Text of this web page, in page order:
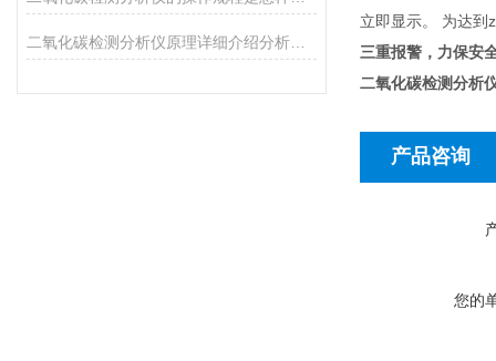
立即显示。 为达到
三重报警，力保安
二氧化碳检测分析
产品咨询
您的